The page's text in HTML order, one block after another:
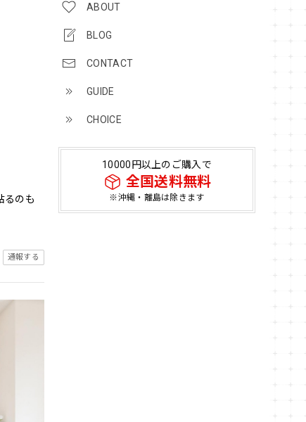
ABOUT
BLOG
CONTACT
GUIDE
CHOICE
10000円以上のご購入で
全国送料無料
※沖縄・離島は除きます
るのも
通報する